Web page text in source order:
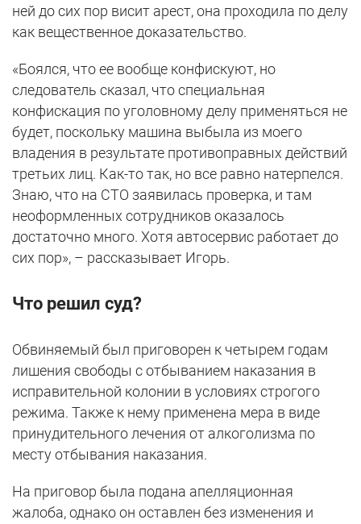
ней до сих пор висит арест, она проходила по делу
как вещественное доказательство.
«Боялся, что ее вообще конфискуют, но
следователь сказал, что специальная
конфискация по уголовному делу применяться не
будет, поскольку машина выбыла из моего
владения в результате противоправных действий
третьих лиц. Как-то так, но все равно натерпелся.
Знаю, что на СТО заявилась проверка, и там
неоформленных сотрудников оказалось
достаточно много. Хотя автосервис работает до
сих пор», – рассказывает Игорь.
Что решил суд?
Обвиняемый был приговорен к четырем годам
лишения свободы с отбыванием наказания в
исправительной колонии в условиях строгого
режима. Также к нему применена мера в виде
принудительного лечения от алкоголизма по
месту отбывания наказания.
На приговор была подана апелляционная
жалоба, однако он оставлен без изменения и